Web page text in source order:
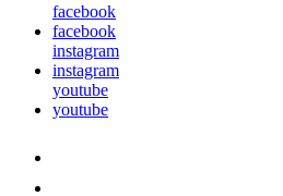
facebook
facebook
instagram
instagram
youtube
youtube